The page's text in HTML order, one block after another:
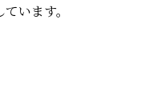
います。